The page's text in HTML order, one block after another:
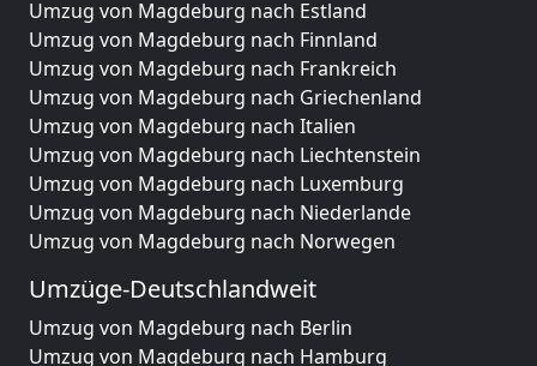
Umzug von Magdeburg nach Estland
Umzug von Magdeburg nach Finnland
Umzug von Magdeburg nach Frankreich
Umzug von Magdeburg nach Griechenland
Umzug von Magdeburg nach Italien
Umzug von Magdeburg nach Liechtenstein
Umzug von Magdeburg nach Luxemburg
Umzug von Magdeburg nach Niederlande
Umzug von Magdeburg nach Norwegen
Umzüge-Deutschlandweit
Umzug von Magdeburg nach Berlin
Umzug von Magdeburg nach Hamburg